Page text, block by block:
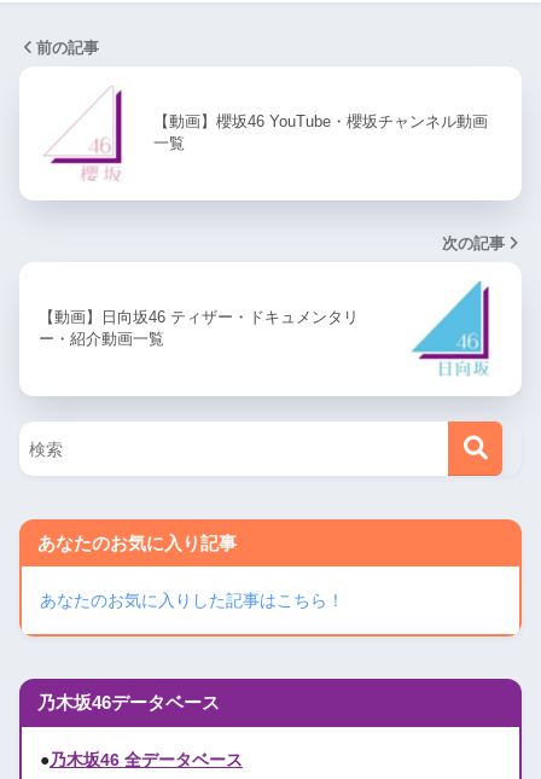
前の記事
【動画】櫻坂46 YouTube・櫻坂チャンネル動画
一覧
次の記事
【動画】日向坂46 ティザー・ドキュメンタリ
ー・紹介動画一覧
あなたのお気に入り記事
あなたのお気に入りした記事はこちら！
乃木坂46データベース
●乃木坂46 全データベース